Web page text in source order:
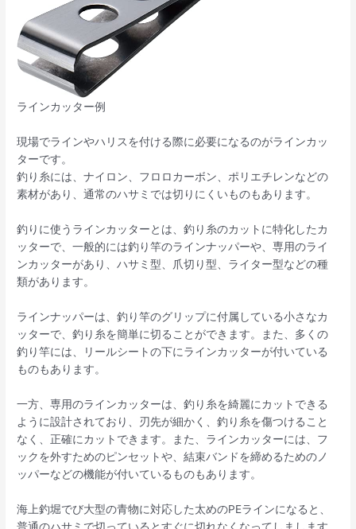
ラインカッター例
現場でラインやハリスを付ける際に必要になるのがラインカッ
ターです。
釣り糸には、ナイロン、フロロカーボン、ポリエチレンなどの
素材があり、通常のハサミでは切りにくいものもあります。
釣りに使うラインカッターとは、釣り糸のカットに特化したカ
ッターで、一般的には釣り竿のラインナッパーや、専用のライ
ンカッターがあり、ハサミ型、爪切り型、ライター型などの種
類があります。
ラインナッパーは、釣り竿のグリップに付属している小さなカ
ッターで、釣り糸を簡単に切ることができます。また、多くの
釣り竿には、リールシートの下にラインカッターが付いている
ものもあります。
一方、専用のラインカッターは、釣り糸を綺麗にカットできる
ように設計されており、刃先が細かく、釣り糸を傷つけること
なく、正確にカットできます。また、ラインカッターには、フ
ックを外すためのピンセットや、結束バンドを締めるためのノ
ッパーなどの機能が付いているものもあります。
海上釣堀でび大型の青物に対応した太めのPEラインになると、
普通のハサミで切っているとすぐに切れなくなってしまします